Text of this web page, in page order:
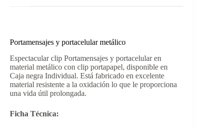
Portamensajes y portacelular metálico
Espectacular clip Portamensajes y portacelular en
material metálico con clip portapapel, disponible en
Caja negra Individual. Está fabricado en excelente
material resistente a la oxidación lo que le proporciona
una vida útil prolongada.
Ficha Técnica: